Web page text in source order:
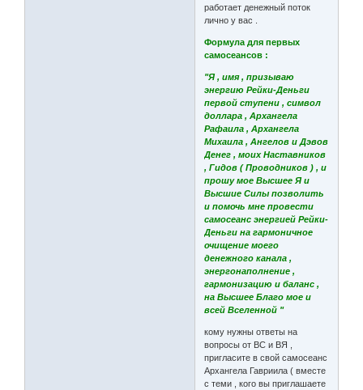
работает денежный поток
лично у вас .
Формула для первых
самосеансов :
"Я , имя , призываю
энергию Рейки-Деньги
первой ступени , символ
доллара , Архангела
Рафаила , Архангела
Михаила , Ангелов и Дэвов
Денег , моих Наставников
, Гидов ( Проводников ) , и
прошу мое Высшее Я и
Высшие Силы позволить
и помочь мне провести
самосеанс энергией Рейки-
Деньги на гармоничное
очищение моего
денежного канала ,
энергонаполнение ,
гармонизацию и баланс ,
на Высшее Благо мое и
всей Вселенной "
кому нужны ответы на
вопросы от ВС и ВЯ ,
пригласите в свой самосеанс
Архангела Гавриила ( вместе
с теми , кого вы приглашаете